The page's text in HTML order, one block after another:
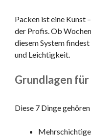
Packen ist eine Kunst
der Profis. Ob
diesem System
und Leichtigkeit.
Grundlagen
Diese 7 Dinge